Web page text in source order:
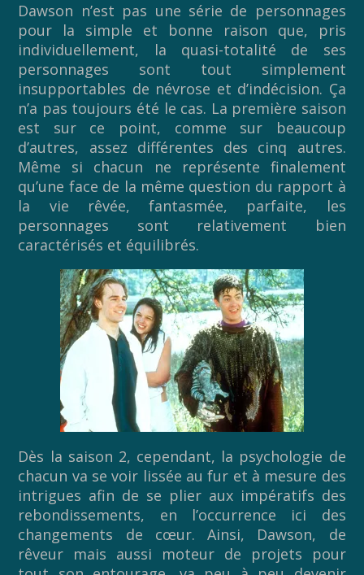
Dawson n’est pas une série de personnages
pour la simple et bonne raison que, pris
individuellement, la quasi-totalité de ses
personnages sont tout simplement
insupportables de névrose et d’indécision. Ça
n’a pas toujours été le cas. La première saison
est sur ce point, comme sur beaucoup
d’autres, assez différentes des cinq autres.
Même si chacun ne représente finalement
qu’une face de la même question du rapport à
la vie rêvée, fantasmée, parfaite, les
personnages sont relativement bien
caractérisés et équilibrés.
Dès la saison 2, cependant, la psychologie de
chacun va se voir lissée au fur et à mesure des
intrigues afin de se plier aux impératifs des
rebondissements, en l’occurrence ici des
changements de cœur. Ainsi, Dawson, de
rêveur mais aussi moteur de projets pour